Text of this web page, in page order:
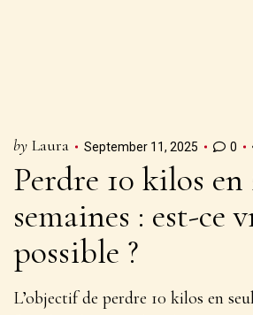
by Laura September 11, 2025 0
Perdre 10 kilos en
semaines : est-ce
possible ?
L’objectif de perdre 10 kilos en